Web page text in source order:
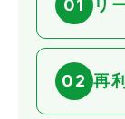
01 リ
02 再